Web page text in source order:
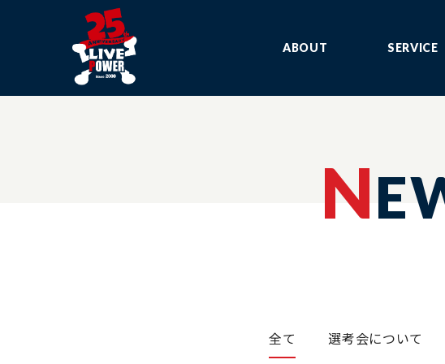
ABOUT SERVICE
N
全て 選考会について